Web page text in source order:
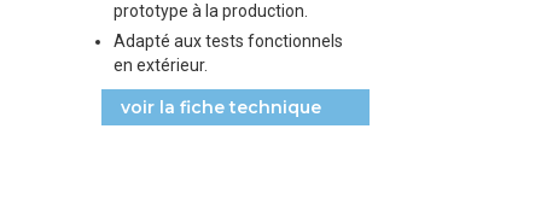
prototype à la production.
Adapté aux tests fonctionnels
en extérieur.
voir la fiche technique